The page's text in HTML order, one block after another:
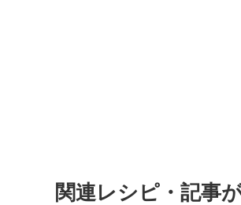
関連レシピ・記事